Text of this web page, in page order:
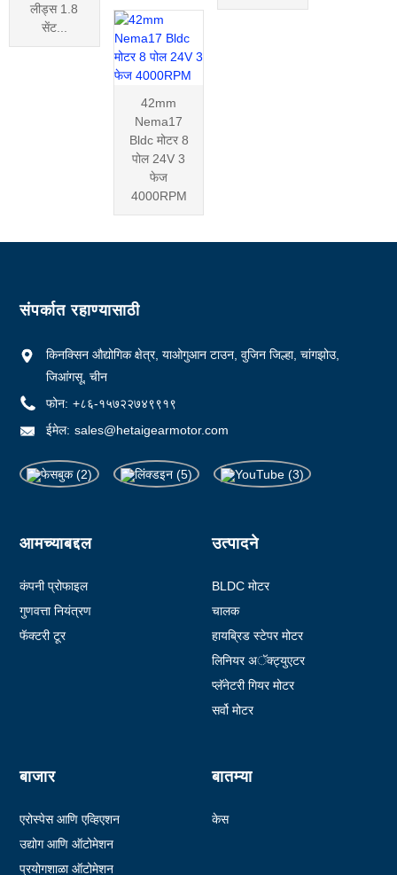
लीड्स 1.8
सेंट...
42mm
Nema17
Bldc मोटर 8
पोल 24V 3
फेज
4000RPM
संपर्कात रहाण्यासाठी
किनक्सिन औद्योगिक क्षेत्र, याओगुआन टाउन, वुजिन जिल्हा, चांगझोउ,
जिआंगसू, चीन
फोन: +८६-१५७२२७४९९१९
ईमेल: sales@hetaigearmotor.com
आमच्याबद्दल
कंपनी प्रोफाइल
गुणवत्ता नियंत्रण
फॅक्टरी टूर
उत्पादने
BLDC मोटर
चालक
हायब्रिड स्टेपर मोटर
लिनियर अॅक्ट्युएटर
प्लॅनेटरी गियर मोटर
सर्वो मोटर
बाजार
एरोस्पेस आणि एव्हिएशन
उद्योग आणि ऑटोमेशन
प्रयोगशाळा ऑटोमेशन
बातम्या
केस